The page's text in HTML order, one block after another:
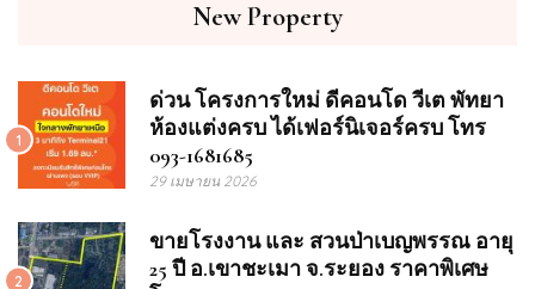
New Property
1
ด่วน โครงการใหม่ ดีคอนโด วีเต พัทยา
ห้องแต่งครบ ได้เฟอร์นิเจอร์ครบ โทร
093-1681685
29 เมษายน 2026
2
ขายโรงงาน และ สวนป่าเบญพรรณ อายุ
25 ปี อ.เขาชะเมา จ.ระยอง ราคาพิเศษ